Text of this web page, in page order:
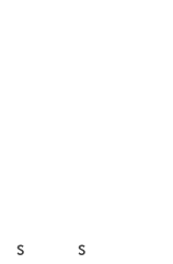
S S